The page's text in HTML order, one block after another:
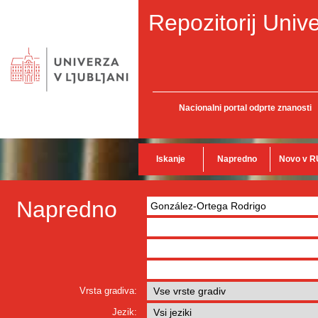
Repozitorij
Nacionalni portal odprte znanosti
Iskanje Napredno Novo v
Napredno
Vrsta gradiva:
Jezik: